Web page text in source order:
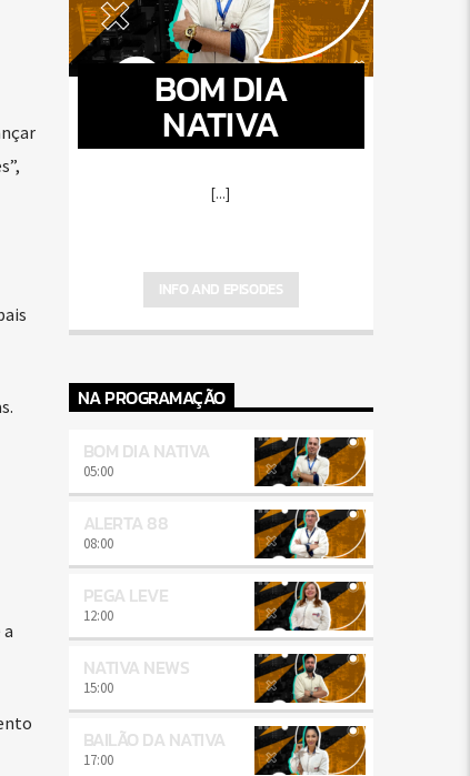
BOM DIA
NATIVA
[...]
INFO AND EPISODES
NA PROGRAMAÇÃO
BOM DIA NATIVA
05:00
ALERTA 88
08:00
PEGA LEVE
12:00
NATIVA NEWS
15:00
BAILÃO DA NATIVA
17:00